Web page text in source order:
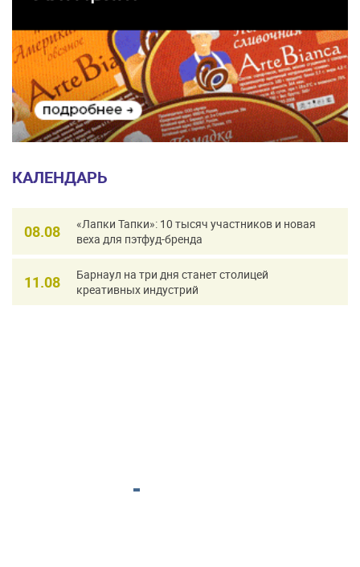
КАЛЕНДАРЬ
08.08
«Лапки Тапки»: 10 тысяч участников и новая
веха для пэтфуд-бренда
11.08
Барнаул на три дня станет столицей
креативных индустрий